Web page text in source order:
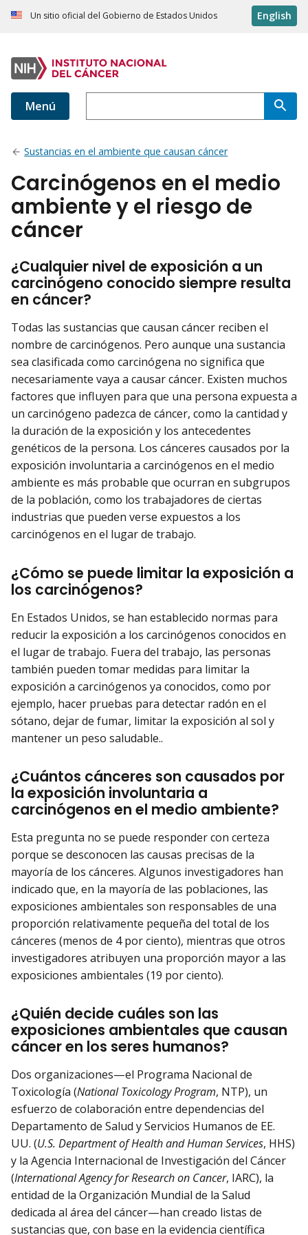
Un sitio oficial del Gobierno de Estados Unidos English
Menú
Sustancias en el ambiente que causan cáncer
Carcinógenos en el medio
ambiente y el riesgo de
cáncer
¿Cualquier nivel de exposición a un
carcinógeno conocido siempre resulta
en cáncer?
Todas las sustancias que causan cáncer reciben el
nombre de carcinógenos. Pero aunque una sustancia
sea clasificada como carcinógena no significa que
necesariamente vaya a causar cáncer. Existen muchos
factores que influyen para que una persona expuesta a
un carcinógeno padezca de cáncer, como la cantidad y
la duración de la exposición y los antecedentes
genéticos de la persona. Los cánceres causados por la
exposición involuntaria a carcinógenos en el medio
ambiente es más probable que ocurran en subgrupos
de la población, como los trabajadores de ciertas
industrias que pueden verse expuestos a los
carcinógenos en el lugar de trabajo.
¿Cómo se puede limitar la exposición a
los carcinógenos?
En Estados Unidos, se han establecido normas para
reducir la exposición a los carcinógenos conocidos en
el lugar de trabajo. Fuera del trabajo, las personas
también pueden tomar medidas para limitar la
exposición a carcinógenos ya conocidos, como por
ejemplo, hacer pruebas para detectar radón en el
sótano, dejar de fumar, limitar la exposición al sol y
mantener un peso saludable..
¿Cuántos cánceres son causados por
la exposición involuntaria a
carcinógenos en el medio ambiente?
Esta pregunta no se puede responder con certeza
porque se desconocen las causas precisas de la
mayoría de los cánceres. Algunos investigadores han
indicado que, en la mayoría de las poblaciones, las
exposiciones ambientales son responsables de una
proporción relativamente pequeña del total de los
cánceres (menos de 4 por ciento), mientras que otros
investigadores atribuyen una proporción mayor a las
exposiciones ambientales (19 por ciento).
¿Quién decide cuáles son las
exposiciones ambientales que causan
cáncer en los seres humanos?
Dos organizaciones—el Programa Nacional de
Toxicología (National Toxicology Program, NTP), un
esfuerzo de colaboración entre dependencias del
Departamento de Salud y Servicios Humanos de EE.
UU. (U.S. Department of Health and Human Services, HHS)
y la Agencia Internacional de Investigación del Cáncer
(International Agency for Research on Cancer, IARC), la
entidad de la Organización Mundial de la Salud
dedicada al área del cáncer—han creado listas de
sustancias que, con base en la evidencia científica